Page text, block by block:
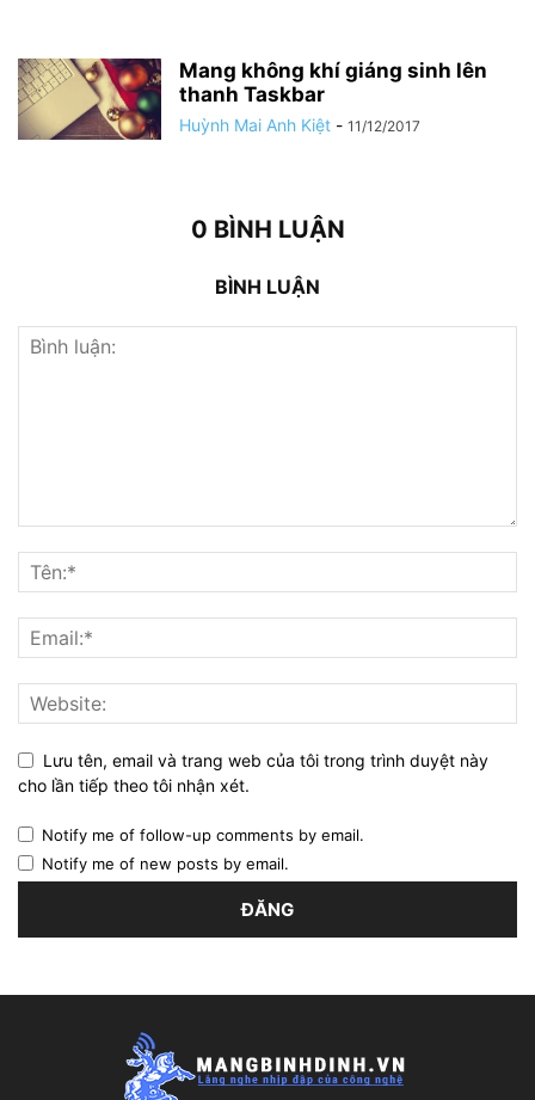
Mang không khí giáng sinh lên
thanh Taskbar
Huỳnh Mai Anh Kiệt - 11/12/2017
0 BÌNH LUẬN
BÌNH LUẬN
Lưu tên, email và trang web của tôi trong trình duyệt này
cho lần tiếp theo tôi nhận xét.
Notify me of follow-up comments by email.
Notify me of new posts by email.